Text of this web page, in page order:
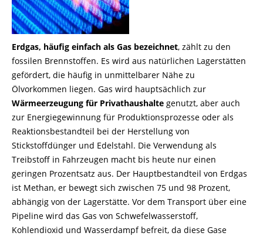
Erdgas, häufig einfach als Gas bezeichnet, zählt zu den
fossilen Brennstoffen. Es wird aus natürlichen Lagerstätten
gefördert, die häufig in unmittelbarer Nähe zu
Ölvorkommen liegen. Gas wird hauptsächlich zur
Wärmeerzeugung für Privathaushalte genutzt, aber auch
zur Energiegewinnung für Produktionsprozesse oder als
Reaktionsbestandteil bei der Herstellung von
Stickstoffdünger und Edelstahl. Die Verwendung als
Treibstoff in Fahrzeugen macht bis heute nur einen
geringen Prozentsatz aus. Der Hauptbestandteil von Erdgas
ist Methan, er bewegt sich zwischen 75 und 98 Prozent,
abhängig von der Lagerstätte. Vor dem Transport über eine
Pipeline wird das Gas von Schwefelwasserstoff,
Kohlendioxid und Wasserdampf befreit, da diese Gase